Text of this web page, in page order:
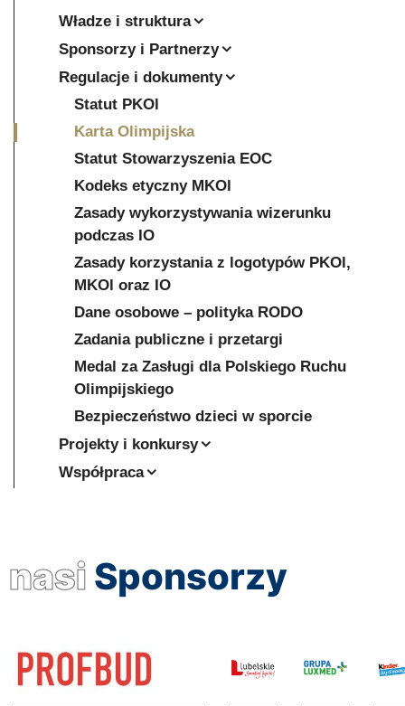
Władze i struktura
Sponsorzy i Partnerzy
Regulacje i dokumenty
Statut PKOl
Karta Olimpijska
Statut Stowarzyszenia EOC
Kodeks etyczny MKOl
Zasady wykorzystywania wizerunku
podczas IO
Zasady korzystania z logotypów PKOl,
MKOl oraz IO
Dane osobowe – polityka RODO
Zadania publiczne i przetargi
Medal za Zasługi dla Polskiego Ruchu
Olimpijskiego
Bezpieczeństwo dzieci w sporcie
Projekty i konkursy
Współpraca
nasi Sponsorzy